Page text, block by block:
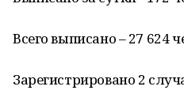
Всего выписано – 27 624
Зарегистрировано 2